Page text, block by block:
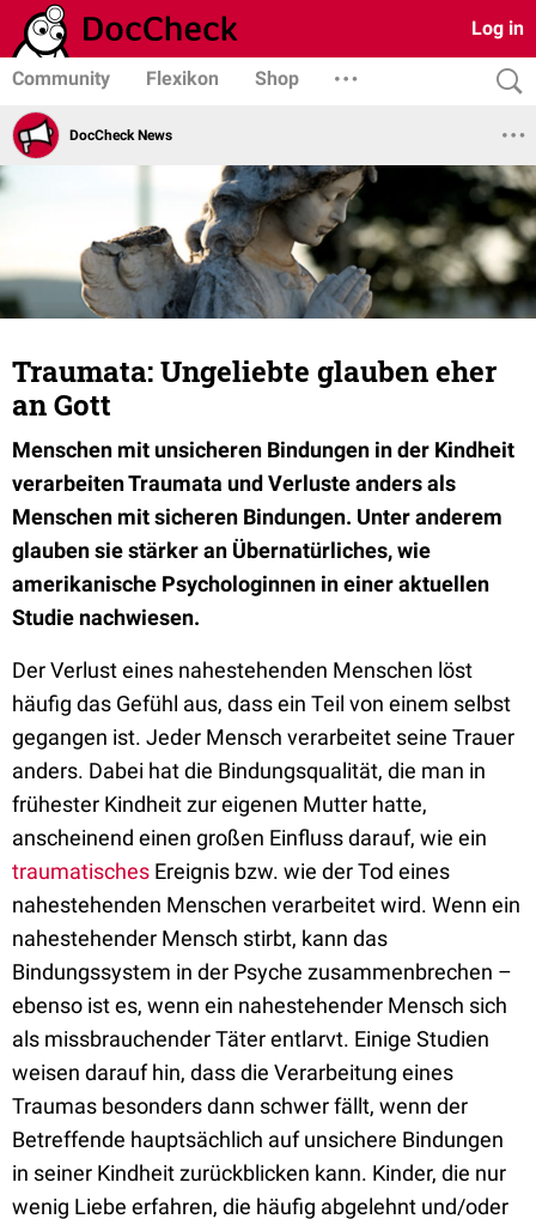
Log in
Community Flexikon Shop
DocCheck News
Traumata: Ungeliebte glauben eher
an Gott
Menschen mit unsicheren Bindungen in der Kindheit
verarbeiten Traumata und Verluste anders als
Menschen mit sicheren Bindungen. Unter anderem
glauben sie stärker an Übernatürliches, wie
amerikanische Psychologinnen in einer aktuellen
Studie nachwiesen.
Der Verlust eines nahestehenden Menschen löst
häufig das Gefühl aus, dass ein Teil von einem selbst
gegangen ist. Jeder Mensch verarbeitet seine Trauer
anders. Dabei hat die Bindungsqualität, die man in
frühester Kindheit zur eigenen Mutter hatte,
anscheinend einen großen Einfluss darauf, wie ein
traumatisches Ereignis bzw. wie der Tod eines
nahestehenden Menschen verarbeitet wird. Wenn ein
nahestehender Mensch stirbt, kann das
Bindungssystem in der Psyche zusammenbrechen –
ebenso ist es, wenn ein nahestehender Mensch sich
als missbrauchender Täter entlarvt. Einige Studien
weisen darauf hin, dass die Verarbeitung eines
Traumas besonders dann schwer fällt, wenn der
Betreffende hauptsächlich auf unsichere Bindungen
in seiner Kindheit zurückblicken kann. Kinder, die nur
wenig Liebe erfahren, die häufig abgelehnt und/oder